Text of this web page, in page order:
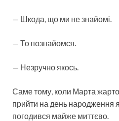
— Шкода, що ми не знайомі.
— То познайомся.
— Незручно якось.
Саме тому, коли Марта
прийти на день народження
погодився майже миттєво.